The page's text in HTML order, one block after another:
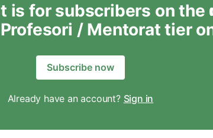
is for subscribers on the
/ Mentorat tier
Subscribe now
Already have an account? Sign in